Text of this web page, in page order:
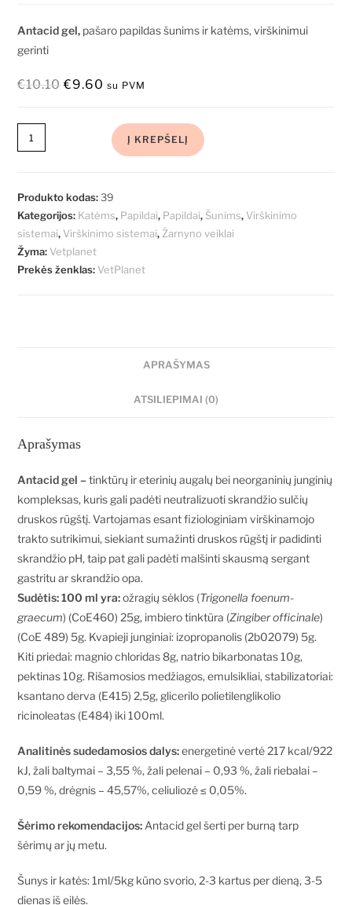
Antacid gel, pašaro papildas šunims ir katėms, virškinimui
gerinti
€10.10 €9.60 su PVM
Į KREPŠELĮ
Produkto kodas:39
Kategorijos: Katėms, Papildai, Papildai, Šunims, Virškinimo
sistemai, Virškinimo sistemai,Žarnyno veiklai
Žyma: Vetplanet
Prekės ženklas: VetPlanet
APRAŠYMAS
ATSILIEPIMAI (0)
Aprašymas
Antacid gel –tinktūrų ir eterinių augalų bei neorganinių junginių
kompleksas, kuris gali padėti neutralizuoti skrandžio sulčių
druskos rūgštį. Vartojamas esant fiziologiniam virškinamojo
trakto sutrikimui, siekiant sumažinti druskos rūgštį ir padidinti
skrandžio pH, taip pat gali padėti malšinti skausmą sergant
gastritu ar skrandžio opa.
Sudėtis: 100 ml yra:ožragių sėklos (Trigonella foenum-
graecum) (CoE460) 25g, imbiero tinktūra (Zingiber officinale)
(CoE 489) 5g. Kvapieji junginiai: izopropanolis (2b02079) 5g.
Kiti priedai: magnio chloridas 8g, natrio bikarbonatas 10g,
pektinas 10g. Rišamosios medžiagos, emulsikliai, stabilizatoriai:
ksantano derva (E415) 2,5g, glicerilo polietilenglikolio
ricinoleatas (E484) iki 100ml.
Analitinės sudedamosios dalys:energetinė vertė 217 kcal/922
kJ, žali baltymai – 3,55 %, žali pelenai – 0,93 %, žali riebalai –
0,59 %, drėgnis – 45,57%, celiuliozė ≤ 0,05%.
Šėrimo rekomendacijos: Antacid gel šerti per burną tarp
šėrimų ar jų metu.
Šunys ir katės: 1ml/5kg kūno svorio, 2-3 kartus per dieną, 3-5
dienas iš eilės.